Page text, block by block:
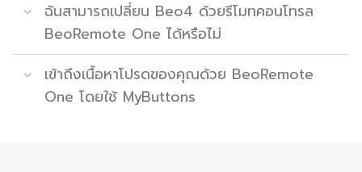
ฉันสามารถเปลี่ยน Beo4 ด้วยรีโมทคอนโทรล
BeoRemote One ได้หรือไม่
เข้าถึงเนื้อหาโปรดของคุณด้วย BeoRemote
One โดยใช้ MyButtons